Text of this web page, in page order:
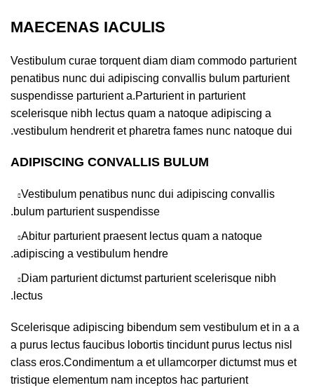
MAECENAS IACULIS
Vestibulum curae torquent diam diam commodo parturient
penatibus nunc dui adipiscing convallis bulum parturient
suspendisse parturient a.Parturient in parturient
scelerisque nibh lectus quam a natoque adipiscing a
vestibulum hendrerit et pharetra fames nunc natoque dui.
ADIPISCING CONVALLIS BULUM
Vestibulum penatibus nunc dui adipiscing convallis
bulum parturient suspendisse.
Abitur parturient praesent lectus quam a natoque
adipiscing a vestibulum hendre.
Diam parturient dictumst parturient scelerisque nibh
lectus.
Scelerisque adipiscing bibendum sem vestibulum et in a a
a purus lectus faucibus lobortis tincidunt purus lectus nisl
class eros.Condimentum a et ullamcorper dictumst mus et
tristique elementum nam inceptos hac parturient